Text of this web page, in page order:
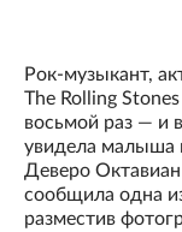
Рок-музыкант,
The Rolling
восьмой раз — и
увидела малыша
Деверо
сообщила одна
разместив